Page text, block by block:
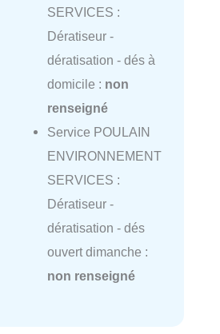
SERVICES :
Dératiseur -
dératisation - dés à
domicile : non
renseigné
Service POULAIN
ENVIRONNEMENT
SERVICES :
Dératiseur -
dératisation - dés
ouvert dimanche :
non renseigné